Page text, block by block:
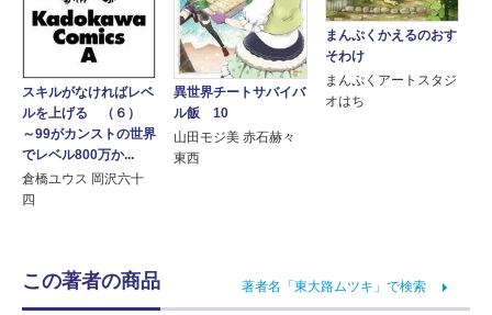
スキルがなければレベ
ルを上げる （６）
～99がカンストの世界
でレベル800万か...
倉橋ユウス 岡沢六十
四
異世界チートサバイバ
ル飯 10
山田モジ美 赤石赫々
東西
まんぷくかえるのおす
そわけ
まんぷくアートスタジ
オはち
この著者の商品 著者名「東大路ムツキ」で検索